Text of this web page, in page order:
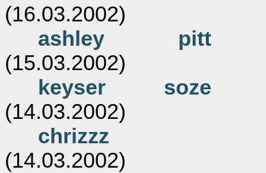
(16.03.2002)
ashley pitt
(15.03.2002)
keyser soze
(14.03.2002)
chrizzz
(14.03.2002)